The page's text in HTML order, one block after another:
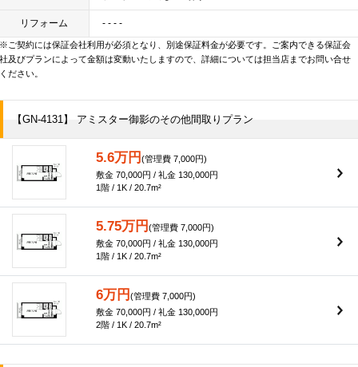
リフォーム - - - -
※ご契約には保証会社利用が必須となり、別途保証料金が必要です。ご案内できる保証会
社及びプランによって金額は変動いたしますので、詳細については担当店までお問い合せ
ください。
【GN-4131】 アミスター御影のその他間取りプラン
5.6万円 (管理費 7,000円)
敷金 70,000円 / 礼金 130,000円
1階 / 1K / 20.7m²
5.75万円 (管理費 7,000円)
敷金 70,000円 / 礼金 130,000円
1階 / 1K / 20.7m²
6万円 (管理費 7,000円)
敷金 70,000円 / 礼金 130,000円
2階 / 1K / 20.7m²